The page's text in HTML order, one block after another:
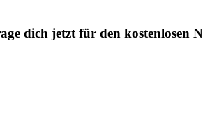
dich jetzt für den kostenlosen